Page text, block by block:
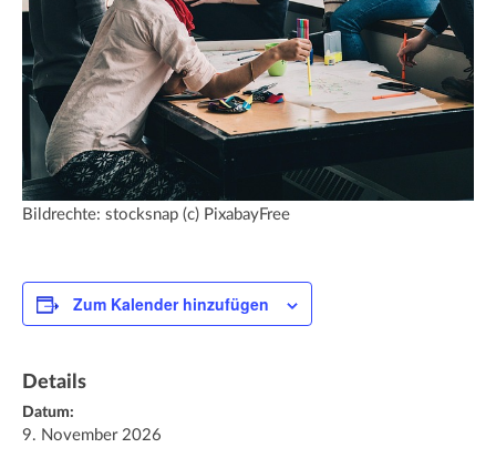
Bildrechte: stocksnap (c) PixabayFree
Zum Kalender hinzufügen
Details
Datum:
9. November 2026